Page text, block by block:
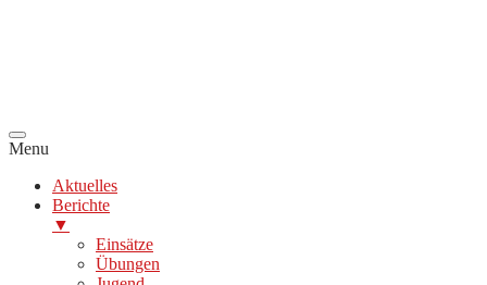
Menu
Aktuelles
Berichte
▼
Einsätze
Übungen